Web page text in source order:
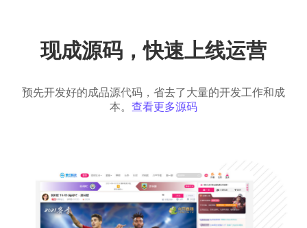
现成源码，快速上线运营
预先开发好的成品源代码，省去了大量的开发工作和成
本。 查看更多源码